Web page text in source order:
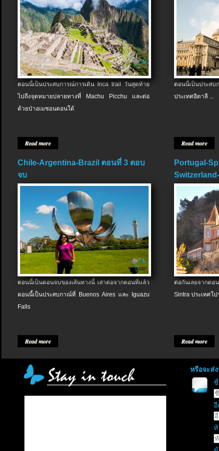
ตอนนี้เป็นประสบการณ์การเดิน Inca trail วันสุดท้าย
ไปถึงจุดหมายปลายทางที่ Machu Picchu และต่อ
ด้วยป่าอเมซอนตอนใต้
Read more
ตอนนี้เป็นประส
ประเทศอิตาลี ...
Read more
Chile-Argentina-Brazil ตอนที่ 3 ตอบ
จบ
ตอนนี้เป็นตอนจบของเส้นทางนี้ เล่าต่อจากตอนที่แล้ว
ตอนนี้เป็นประสบกาณ์ที่ Buenos Aires และ Iguazu
Falls
Read more
Portugal-
ต่อกันเลยจากต
Sintra ประเทศโป
Read more
หรือจะส่
อี
หั